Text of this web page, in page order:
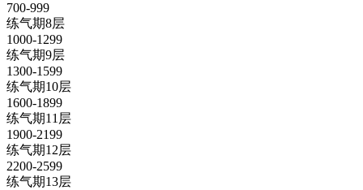
700-999
练气期8层
1000-1299
练气期9层
1300-1599
练气期10层
1600-1899
练气期11层
1900-2199
练气期12层
2200-2599
练气期13层